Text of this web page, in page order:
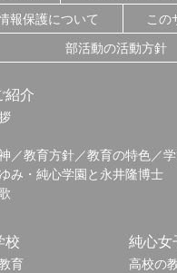
報保護について
この
部活動の活動方針
紹介
／教育方針／教育の特色／
み・純心学園と永井隆博士
校
育
純心女
高校の